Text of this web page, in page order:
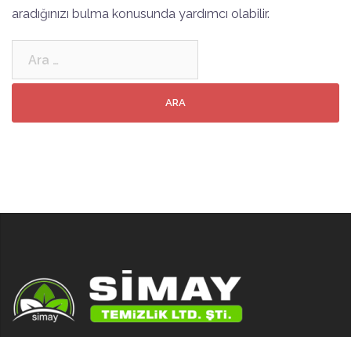
aradığınızı bulma konusunda yardımcı olabilir.